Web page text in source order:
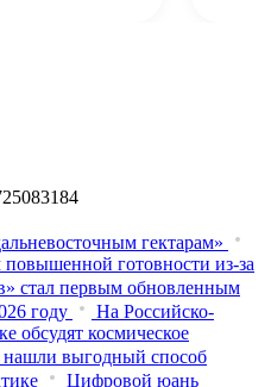
гектарам»
готовности из‑за
стал первым обновленным
году
На Российско-
обсудят космическое
выгодный способ
Цифровой юань